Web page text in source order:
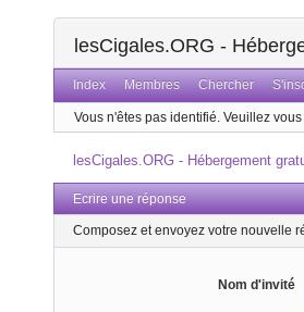
lesCigales.ORG -
Index Membres Chercher
Vous n'êtes pas identifié. Veuillez
lesCigales.ORG - Hébergement
Ecrire une réponse
Composez et envoyez votre nouvelle
Nom d'invité